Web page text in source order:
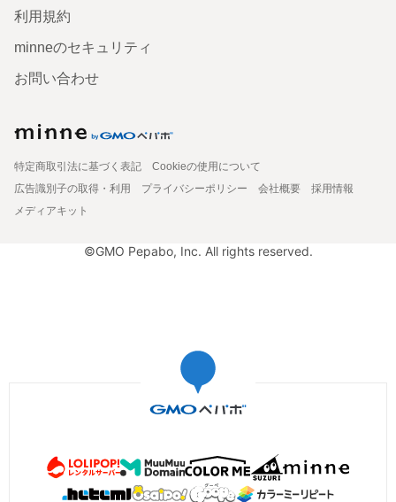
利用規約
minneのセキュリティ
お問い合わせ
特定商取引法に基づく表記
Cookieの使用について
広告識別子の取得・利用
プライバシーポリシー 会社概要
採用情報
メディアキット
©GMO Pepabo, Inc. All rights reserved.